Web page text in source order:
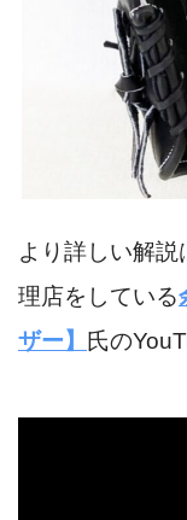
より詳しい解
理店をしている
ザー】 氏の